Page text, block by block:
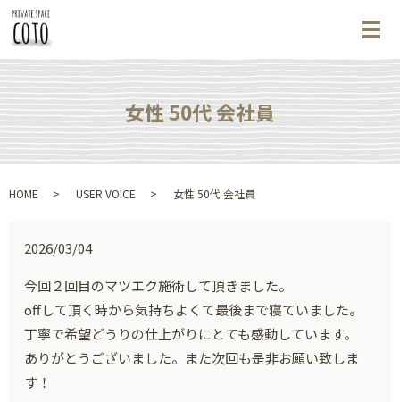
メ
女性 50代 会社員
HOME USER VOICE 女性 50代 会社員
2026/03/04
今回２回目のマツエク施術して頂きました。
offして頂く時から気持ちよくて最後まで寝ていました。
丁寧で希望どうりの仕上がりにとても感動しています。
ありがとうございました。また次回も是非お願い致しま
す！